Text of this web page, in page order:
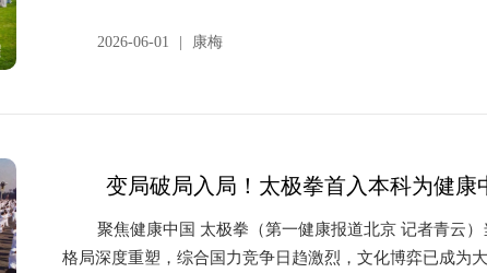
2026-06-01 康梅
变局破局入局！太极拳首入本科为健康
聚焦健康中国 太极拳（第一健康报道北京 记者青云
格局深度重塑，综合国力竞争日趋激烈，文化博弈已成为